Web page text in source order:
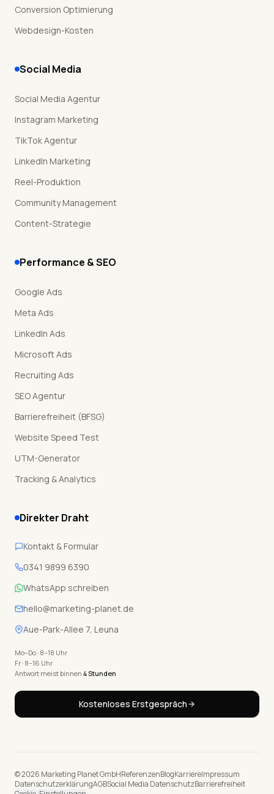
Conversion Optimierung
Webdesign-Kosten
Social Media
Social Media Agentur
Instagram Marketing
TikTok Agentur
LinkedIn Marketing
Reel-Produktion
Community Management
Content-Strategie
Performance & SEO
Google Ads
Meta Ads
LinkedIn Ads
Microsoft Ads
Recruiting Ads
SEO Agentur
Barrierefreiheit (BFSG)
Website Speed Test
UTM-Generator
Tracking & Analytics
Direkter Draht
Kontakt & Formular
0341 9899 6390
WhatsApp schreiben
hello@marketing-planet.de
Aue-Park-Allee 7, Leuna
Mo–Do · 8–18 Uhr
Fr · 8–16 Uhr
Antwort meist binnen 4 Stunden
Kostenloses Erstgespräch
© 2026 Marketing Planet GmbHReferenzenBlogKarriereImpressum
DatenschutzerklärungAGBSocial Media DatenschutzBarrierefreiheit